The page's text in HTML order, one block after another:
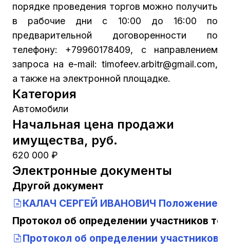
порядке проведения торгов можно получить
в рабочие дни с 10:00 до 16:00 по
предварительной договоренности по
телефону: +79960178409, с направлением
запроса на е-mail: timofeev.arbitr@gmail.com,
а также на электронной площадке.
Категория
Автомобили
Начальная цена продажи
имущества, руб.
620 000 ₽
Электронные документы
Другой документ
КАЛАЧ СЕРГЕЙ ИВАНОВИЧ Положение
Протокол об определении участников
Протокол об определении участников